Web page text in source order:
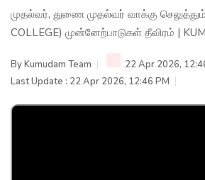
முதல்வர், துணை முதல்வர் வாக்கு
COLLEGE) முன்னேற்பாடுகள் தீவிரம் |
ByKumudam Team
22 Apr 2026,
Last Update : 22 Apr 2026, 12:46 PM